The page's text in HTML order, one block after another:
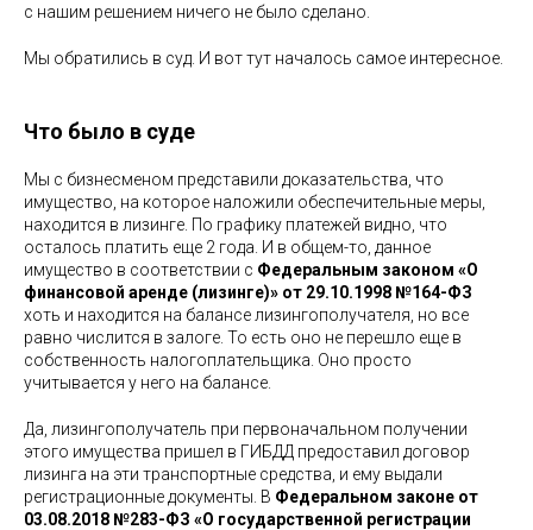
с нашим решением ничего не было сделано.
Мы обратились в суд. И вот тут началось самое интересное.
Что было в суде
Мы с бизнесменом представили доказательства, что
имущество, на которое наложили обеспечительные меры,
находится в лизинге. По графику платежей видно, что
осталось платить еще 2 года. И в общем-то, данное
имущество в соответствии с Федеральным законом «О
финансовой аренде (лизинге)» от 29.10.1998 №164-ФЗ
хоть и находится на балансе лизингополучателя, но все
равно числится в залоге. То есть оно не перешло еще в
собственность налогоплательщика. Оно просто
учитывается у него на балансе.
Да, лизингополучатель при первоначальном получении
этого имущества пришел в ГИБДД предоставил договор
лизинга на эти транспортные средства, и ему выдали
регистрационные документы. В Федеральном законе от
03.08.2018 №283-ФЗ «О государственной регистрации